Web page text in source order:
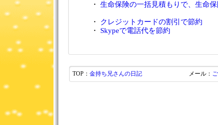
・ 生命保険の一括見積もりで、生命
・ クレジットカードの割引で節約
・ Skypeで電話代を節約
TOP： 金持ち兄さんの日記 メール：